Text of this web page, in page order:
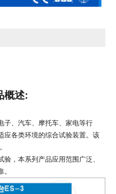
概述:
子、汽车、摩托车、家电等行
应各类环境的综合试验装置。该
，本系列产品应用范围广泛、